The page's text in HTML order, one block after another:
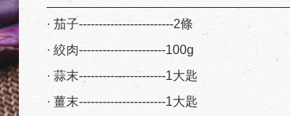
· 茄子------------------------2條
· 絞肉----------------------100g
· 蒜末----------------------1大匙
· 薑末----------------------1大匙